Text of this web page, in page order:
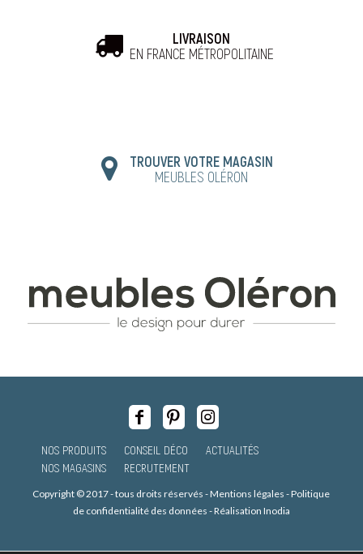
LIVRAISON
EN FRANCE MÉTROPOLITAINE
TROUVER VOTRE MAGASIN
MEUBLES OLÉRON
NOS PRODUITS CONSEIL DÉCO
ACTUALITÉS
NOS MAGASINS
RECRUTEMENT
Copyright © 2017 - tous droits réservés -Mentions légales -Politique
de confidentialité des données -Réalisation Inodia